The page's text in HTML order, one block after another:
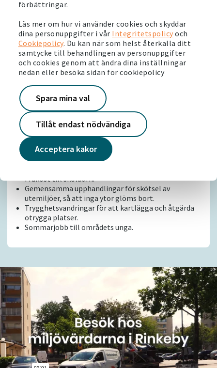
förbättringar.
Läs mer om hur vi använder cookies och skyddar
dina personuppgifter i vår Integritetspolicy och
Cookiepolicy. Du kan när som helst återkalla ditt
samtycke till behandlingen av personuppgifter
och cookies genom att ändra dina inställningar
nedan eller besöka sidan för cookiepolicy
Acceptera kakor
Spara mina val
Tillåt endast nödvändiga
kommuner. Många av dem följer en modell som kallas BID.
BID står för Business Improvement District och är ett sätt
att organisera samarbete mellan fastighetsägare,
kommuner och lokala föreningar i ett område. Ofta deltar
även polis och räddningstjänst i arbetet.
Bro Utveckling – ett extra brett
samarbete
I Upplands Bro nordväst om Stockholm finns
föreningen Bro Utveckling. I den deltar även kyrkan,
olika bostadsrättsföreningar, den lokala Ica-handlaren
och andra företag. Föreningen samverkar bland annat
kring:
Trygga trappan - för att hindra att obehöriga hänger
Frukost till skolbarn.
Gemensamma upphandlingar för skötsel av
utemiljöer, så att inga ytor glöms bort.
Trygghetsvandringar för att kartlägga och åtgärda
otrygga platser.
Sommarjobb till områdets unga.